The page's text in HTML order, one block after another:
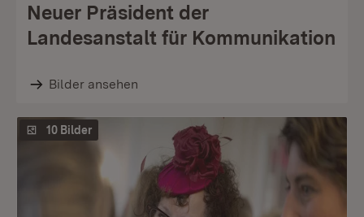
Neuer Präsident der
Landesanstalt für Kommunikation
Bilder ansehen
10 Bilder